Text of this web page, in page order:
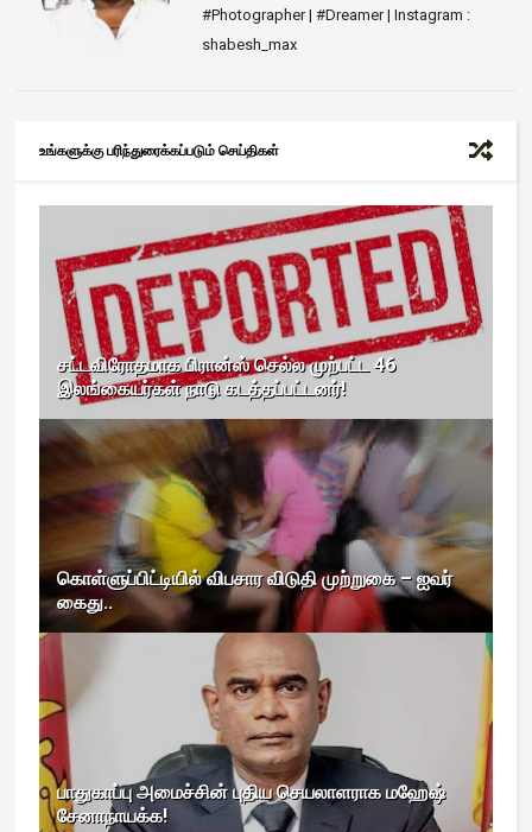
#Photographer | #Dreamer | Instagram :
shabesh_max
உங்களுக்கு பரிந்துரைக்கப்படும் செய்திகள்
சட்டவிரோதமாக பிரான்ஸ் செல்ல முற்பட்ட 46
இலங்கையர்கள் நாடு கடத்தப்பட்டனர்!
கொள்ளுப்பிட்டியில் விபசார விடுதி முற்றுகை – ஐவர்
கைது..
பாதுகாப்பு அமைச்சின் புதிய செயலாளராக மஹேஷ்
சேனாநாயக்க!